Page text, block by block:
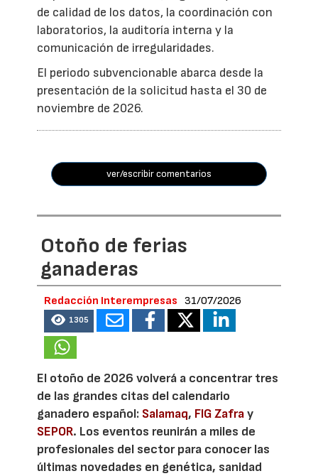
de calidad de los datos, la coordinación con
laboratorios, la auditoría interna y la
comunicación de irregularidades.
El periodo subvencionable abarca desde la
presentación de la solicitud hasta el 30 de
noviembre de 2026.
ver/escribir comentarios
Otoño de ferias
ganaderas
Redacción Interempresas 31/07/2026
1305
El otoño de 2026 volverá a concentrar tres
de las grandes citas del calendario
ganadero español: Salamaq, FIG Zafray
SEPOR. Los eventos reunirán a miles de
profesionales del sector para conocer las
últimas novedades en genética, sanidad